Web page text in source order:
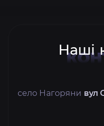
Наші
село Нагоряни вул